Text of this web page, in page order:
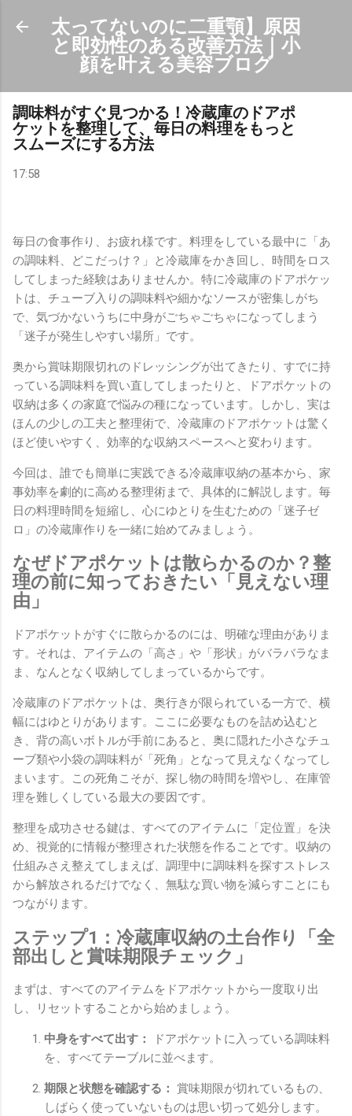
スキップしてメイン コンテンツに移動
太ってないのに二重顎】原因
と即効性のある改善方法｜小
顔を叶える美容ブログ
調味料がすぐ見つかる！冷蔵庫のドアポ
ケットを整理して、毎日の料理をもっと
スムーズにする方法
17:58
毎日の食事作り、お疲れ様です。料理をしている最中に「あ
の調味料、どこだっけ？」と冷蔵庫をかき回し、時間をロス
してしまった経験はありませんか。特に冷蔵庫のドアポケッ
トは、チューブ入りの調味料や細かなソースが密集しがち
で、気づかないうちに中身がごちゃごちゃになってしまう
「迷子が発生しやすい場所」です。
奥から賞味期限切れのドレッシングが出てきたり、すでに持
っている調味料を買い直してしまったりと、ドアポケットの
収納は多くの家庭で悩みの種になっています。しかし、実は
ほんの少しの工夫と整理術で、冷蔵庫のドアポケットは驚く
ほど使いやすく、効率的な収納スペースへと変わります。
今回は、誰でも簡単に実践できる冷蔵庫収納の基本から、家
事効率を劇的に高める整理術まで、具体的に解説します。毎
日の料理時間を短縮し、心にゆとりを生むための「迷子ゼ
ロ」の冷蔵庫作りを一緒に始めてみましょう。
なぜドアポケットは散らかるのか？整
理の前に知っておきたい「見えない理
由」
ドアポケットがすぐに散らかるのには、明確な理由がありま
す。それは、アイテムの「高さ」や「形状」がバラバラなま
ま、なんとなく収納してしまっているからです。
冷蔵庫のドアポケットは、奥行きが限られている一方で、横
幅にはゆとりがあります。ここに必要なものを詰め込むと
き、背の高いボトルが手前にあると、奥に隠れた小さなチュ
ーブ類や小袋の調味料が「死角」となって見えなくなってし
まいます。この死角こそが、探し物の時間を増やし、在庫管
理を難しくしている最大の要因です。
整理を成功させる鍵は、すべてのアイテムに「定位置」を決
め、視覚的に情報が整理された状態を作ることです。収納の
仕組みさえ整えてしまえば、調理中に調味料を探すストレス
から解放されるだけでなく、無駄な買い物を減らすことにも
つながります。
ステップ1：冷蔵庫収納の土台作り「全
部出しと賞味期限チェック」
まずは、すべてのアイテムをドアポケットから一度取り出
し、リセットすることから始めましょう。
中身をすべて出す：
ドアポケットに入っている調味料
を、すべてテーブルに並べます。
期限と状態を確認する：
賞味期限が切れているもの、
しばらく使っていないものは思い切って処分します。